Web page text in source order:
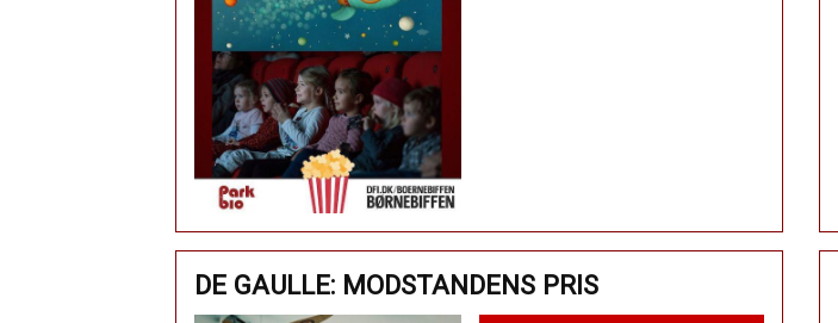
DE GAULLE: MODSTANDENS PRIS